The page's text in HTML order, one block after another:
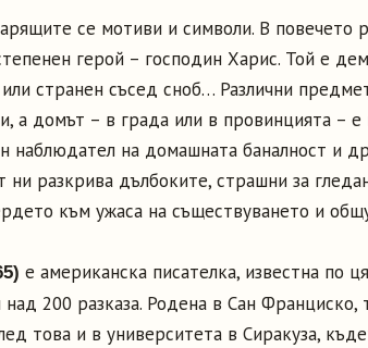
се мотиви и символи. В повечето
герой – господин Харис. Той е
странен съсед сноб… Различни
а домът – в града или в провинцията –
наблюдател на домашната баналност и
разкрива дълбоките, страшни за
към ужаса на съществуването и
е американска писателка, известна по
200 разказа. Родена в Сан Франциско,
това и в университета в Сиракуза,